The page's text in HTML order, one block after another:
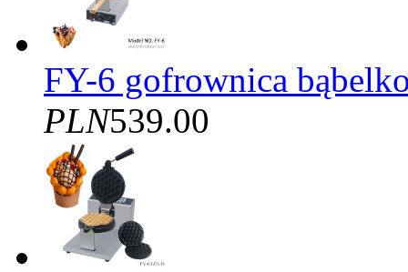
FY-6 gofrownica
PLN539.00